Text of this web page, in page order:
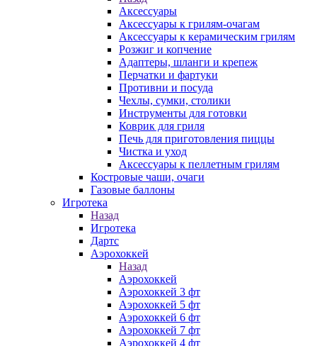
Аксессуары
Аксессуары к грилям-очагам
Аксессуары к керамическим грилям
Розжиг и копчение
Адаптеры, шланги и крепеж
Перчатки и фартуки
Противни и посуда
Чехлы, сумки, столики
Инструменты для готовки
Коврик для гриля
Печь для приготовления пиццы
Чистка и уход
Аксессуары к пеллетным грилям
Костровые чаши, очаги
Газовые баллоны
Игротека
Назад
Игротека
Дартс
Аэрохоккей
Назад
Аэрохоккей
Аэрохоккей 3 фт
Аэрохоккей 5 фт
Аэрохоккей 6 фт
Аэрохоккей 7 фт
Аэрохоккей 4 фт